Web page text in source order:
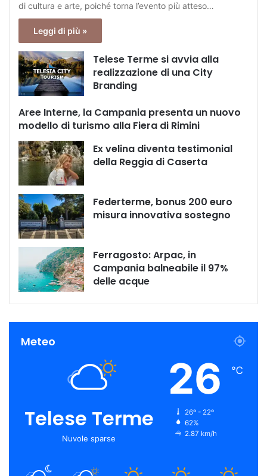
di cultura e arte, poiché torna l’evento più atteso…
Leggi di più »
Telese Terme si avvia alla
realizzazione di una City
Branding
Aree Interne, la Campania presenta un nuovo
modello di turismo alla Fiera di Rimini
Ex velina diventa testimonial
della Reggia di Caserta
Federterme, bonus 200 euro
misura innovativa sostegno
Ferragosto: Arpac, in
Campania balneabile il 97%
delle acque
Meteo
Telese Terme
Nuvole sparse
26 ℃
26º - 22º
62%
2.87 km/h